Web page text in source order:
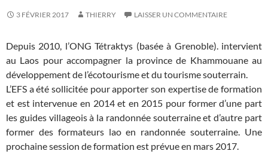
3 FÉVRIER 2017 THIERRY LAISSER UN COMMENTAIRE
Depuis 2010, l’ONG Tétraktys (basée à Grenoble). intervient
au Laos pour accompagner la province de Khammouane au
développement de l’écotourisme et du tourisme souterrain.
L’EFS a été sollicitée pour apporter son expertise de formation
et est intervenue en 2014 et en 2015 pour former d’une part
les guides villageois à la randonnée souterraine et d’autre part
former des formateurs lao en randonnée souterraine. Une
prochaine session de formation est prévue en mars 2017.